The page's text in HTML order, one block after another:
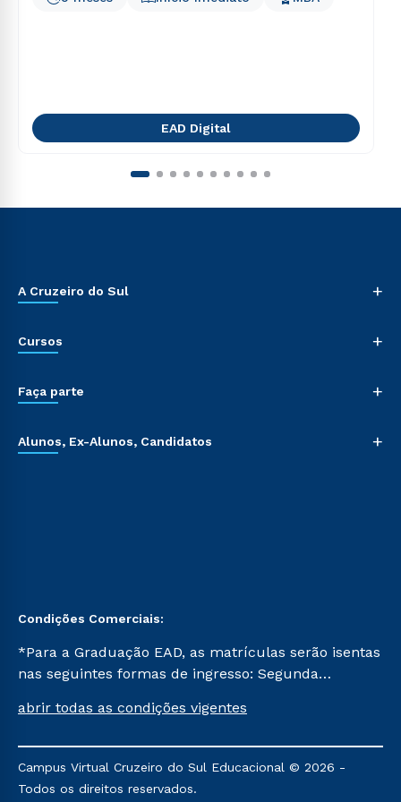
EAD Digital
A Cruzeiro do Sul +
Cursos +
Faça parte +
Alunos, Ex-Alunos, Candidatos +
Condições Comerciais:
*Para a Graduação EAD, as matrículas serão isentas
nas seguintes formas de ingresso: Segunda
Já para as demais, a taxa de matrícula será de R$
mencionadas são referentes aos cursos: Ensino
Religioso, Geografia para a Docência e Metodologia
abrir todas as condições vigentes
Campus Virtual Cruzeiro do Sul Educacional © 2026 -
Todos os direitos reservados.